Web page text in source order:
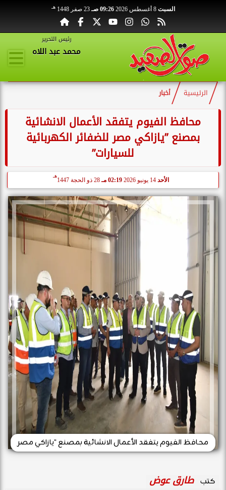
السبت 8 أغسطس 2026 09:26 صـ 23 صفر 1448 هـ
رئيس التحرير
محمد عبد اللاه
الرئيسية أخبار
محافظ الفيوم يتفقد الأعمال الانشائية
بمصنع ”يازاكي مصر للضفائر الكهربائية
للسيارات”
الأحد 02:19 مـ 28 ذو الحجة 1447
هـ
محافظ الفيوم يتفقد الأعمال الانشائية بمصنع "يازاكي مصر
كتب طارق عوض